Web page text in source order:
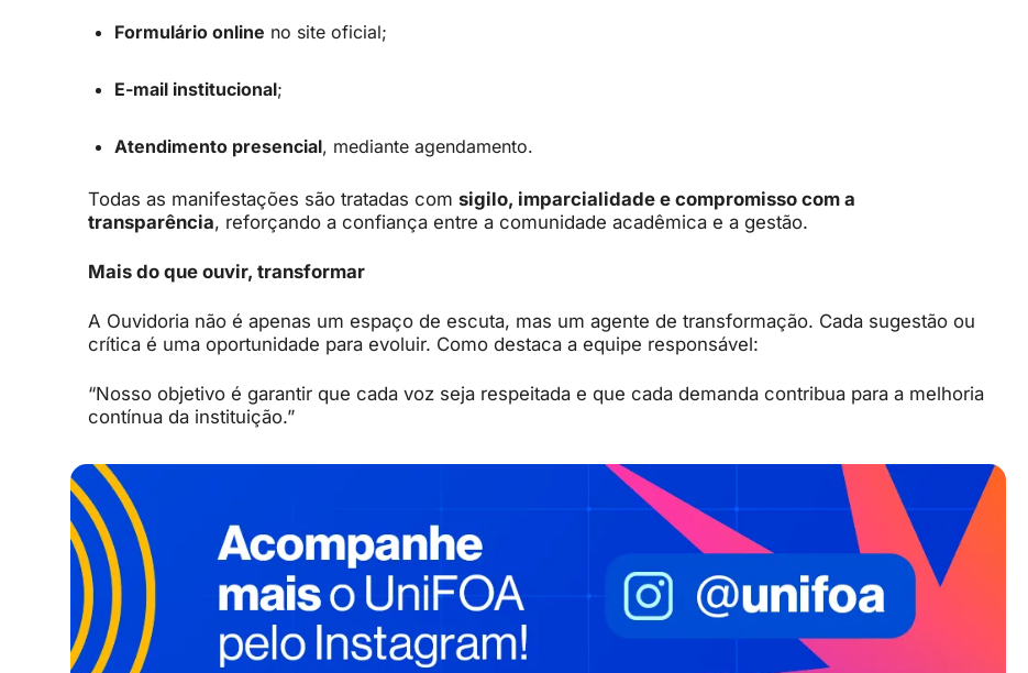
Formulário online no site oficial;
E-mail institucional;
Atendimento presencial, mediante agendamento.
Todas as manifestações são tratadas com sigilo, imparcialidade e compromisso com a
transparência, reforçando a confiança entre a comunidade acadêmica e a gestão.
Mais do que ouvir, transformar
A Ouvidoria não é apenas um espaço de escuta, mas um agente de transformação. Cada sugestão ou
crítica é uma oportunidade para evoluir. Como destaca a equipe responsável:
“Nosso objetivo é garantir que cada voz seja respeitada e que cada demanda contribua para a melhoria
contínua da instituição.”